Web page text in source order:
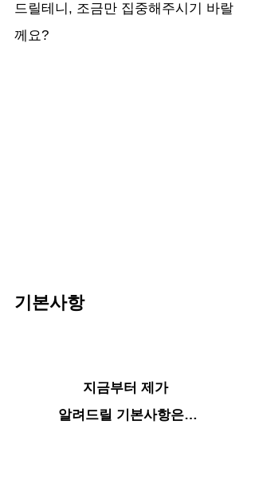
드릴테니, 조금만 집중해주시기 바랄
께요?
기본사항
지금부터 제가
알려드릴 기본사항은…